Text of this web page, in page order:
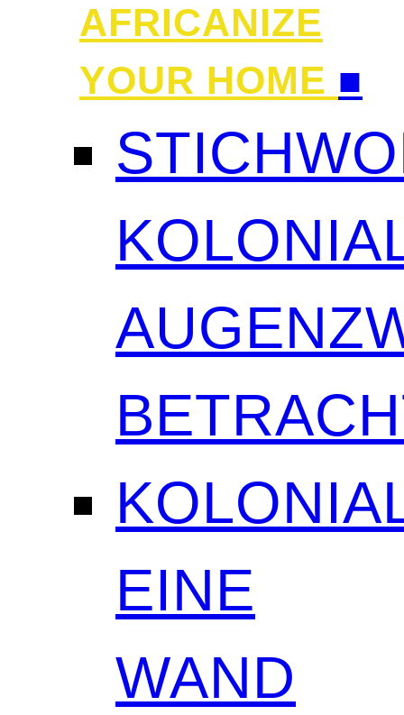
AFRICANIZE
YOUR HOME ■
EINE
WAND